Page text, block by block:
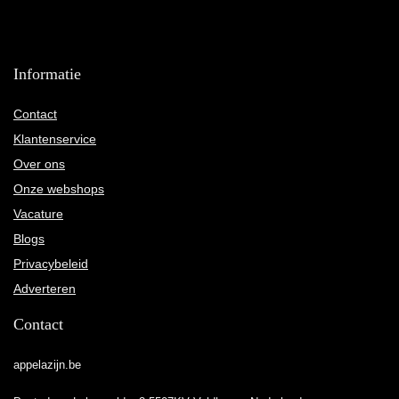
Informatie
Contact
Klantenservice
Over ons
Onze webshops
Vacature
Blogs
Privacybeleid
Adverteren
Contact
appelazijn.be